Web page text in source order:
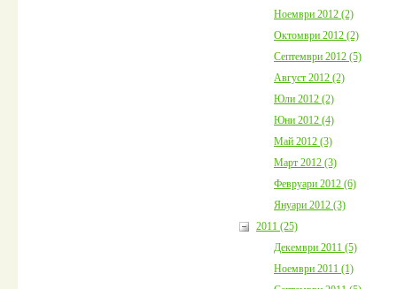
Ноември 2012 (2)
Октомври 2012 (2)
Септември 2012 (5)
Август 2012 (2)
Юли 2012 (2)
Юни 2012 (4)
Май 2012 (3)
Март 2012 (3)
Февруари 2012 (6)
Януари 2012 (3)
2011 (25)
Декември 2011 (5)
Ноември 2011 (1)